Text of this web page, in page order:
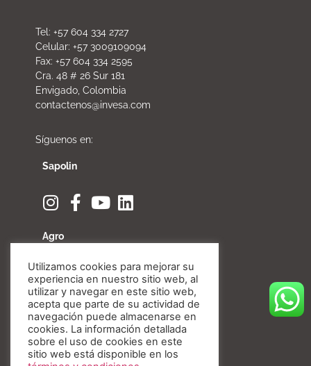
Tel: +57 604 334 2727
Celular: +57 3009109094
Fax: +57 604 334 2595
Cra. 48 # 26 Sur 181
Envigado, Colombia
contactenos@invesa.com
Síguenos en:
Sapolin
Agro
Fibratore
Utilizamos cookies para mejorar su
experiencia en nuestro sitio web, al
utilizar y navegar en este sitio web,
acepta que parte de su actividad de
navegación puede almacenarse en
cookies. La información detallada
sobre el uso de cookies en este
sitio web está disponible en los